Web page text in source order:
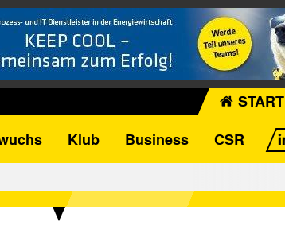
START
Klub Business CSR